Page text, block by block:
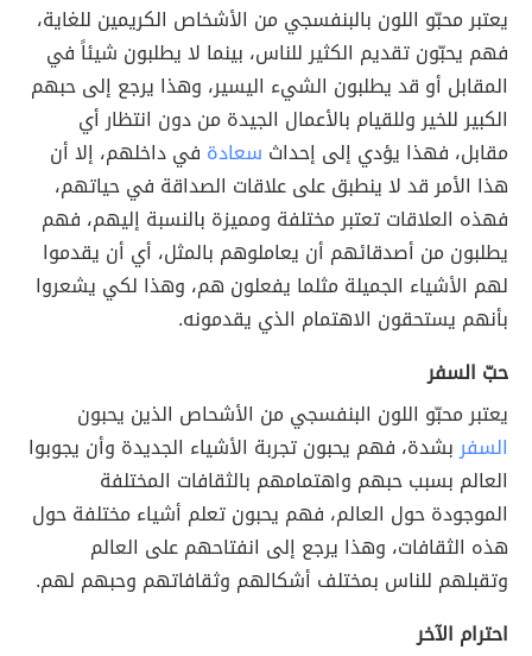
يعتبر محبّو اللون بالبنفسجي من الأشخاص الكريمين للغاية،
فهم يحبّون تقديم الكثير للناس، بينما لا يطلبون شيئاً في
المقابل أو قد يطلبون الشيء اليسير، وهذا يرجع إلى حبهم
الكبير للخير وللقيام بالأعمال الجيدة من دون انتظار أي
مقابل، فهذا يؤدي إلى إحداث سعادة في داخلهم، إلا أن
هذا الأمر قد لا ينطبق على علاقات الصداقة في حياتهم،
فهذه العلاقات تعتبر مختلفة ومميزة بالنسبة إليهم، فهم
يطلبون من أصدقائهم أن يعاملوهم بالمثل، أي أن يقدموا
لهم الأشياء الجميلة مثلما يفعلون هم، وهذا لكي يشعروا
بأنهم يستحقون الاهتمام الذي يقدمونه.
حبّ السفر
يعتبر محبّو اللون البنفسجي من الأشحاص الذين يحبون
السفربشدة، فهم يحبون تجربة الأشياء الجديدة وأن يجوبوا
العالم بسبب حبهم واهتمامهم بالثقافات المختلفة
الموجودة حول العالم، فهم يحبون تعلم أشياء مختلفة حول
هذه الثقافات، وهذا يرجع إلى انفتاحهم على العالم
وتقبلهم للناس بمختلف أشكالهم وثقافاتهم وحبهم لهم.
احترام الآخر